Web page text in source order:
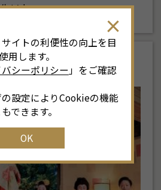
以上
イトの利便性の向上を目
用します。
シーポリシー 」をご確認
設定によりCookieの機能
できます。
OK